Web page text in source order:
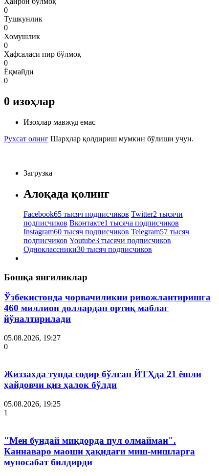
0
Тушкунлик
0
Хомушлик
0
Ҳафсаласи пир бўлмоқ
0
Ёқмайди
0
0 изоҳлар
Изоҳлар мавжуд емас
Рухсат олинг Шарҳлар қолдириш мумкин бўлиши учун.
Загрузка
Алоқада қолинг
Facebook65 тысяч подписчиков Twitter2 тысячи
подписчиков Вконтакте1 тысяча подписчиков
Instagram60 тысяч подписчиков Telegram57 тысяч
подписчиков Youtube3 тысячи подписчиков
Одноклассники30 тысяч подписчиков
Бошқа янгиликлар
Ўзбекистонда чорвачиликни ривожлантиришга
460 миллион доллардан ортиқ маблағ
йўналтирилади
05.08.2026, 19:27
0
Жиззахда тунда содир бўлган ЙТҲда 21 ёшли
ҳайдовчи қиз ҳалок бўлди
05.08.2026, 19:25
1
"Мен бундай миқдорда пул олмайман".
Каннаваро маоши ҳақидаги миш-мишларга
муносабат билдирди